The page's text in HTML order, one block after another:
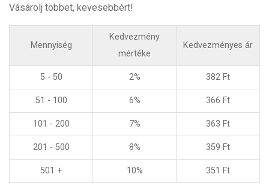
Vásárolj többet, kevesebbért!
Mennyiség
Kedvezmény
mértéke
Kedvezményes ár
5 - 50 2% 382 Ft
51 - 100 6% 366 Ft
101 - 200 7% 363 Ft
201 - 500 8% 359 Ft
501 + 10% 351 Ft